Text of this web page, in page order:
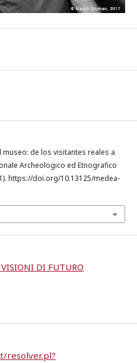
museo: de los visitantes reales a
Archeologico ed Etnografico
https://doi.org/10.13125/medea-
DI FUTURO
resolver.pl?